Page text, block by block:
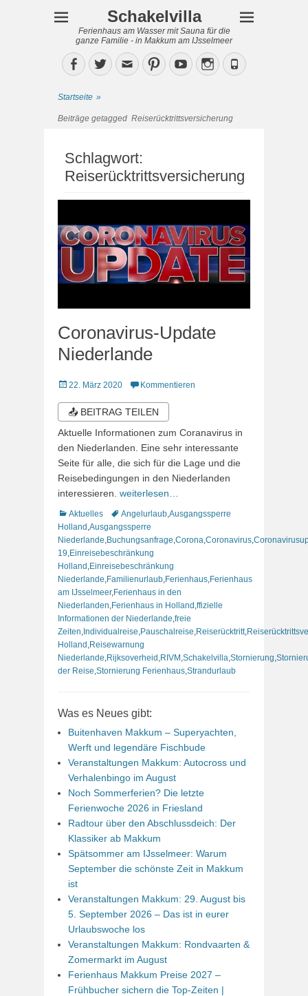
Schakelvilla
Ferienhaus am Wasser mit Sauna für die
ganze Familie - in Makkum am IJsselmeer
Facebook
TwitterEmailPinterestYouTubeInstagram
Phone
Startseite »
Beiträge getagged Reiserücktrittsversicherung
Schlagwort:
Reiserücktrittsversicherung
Coronavirus-Update
Niederlande
Veröffentlicht
22. März 2020 Kommentieren
📤 BEITRAG TEILEN
Aktuelle Informationen zum Coranavirus in
den Niederlanden. Eine sehr interessante
Seite für alle, die sich für die Lage und die
Reisebedingungen in den Niederlanden
interessieren. weiterlesen…
Kategorien
Aktuelles Schlagworte
Angelurlaub Ausgangssperre
Holland Ausgangssperre
Niederlande Buchungsanfrage Corona Coronavirus
19 Einreisebeschränkung
Holland Einreisebeschränkung
Niederlande Familienurlaub Ferienhaus Ferienhaus
am IJsselmeer, Ferienhaus in den
Niederlanden Ferienhaus in Holland ffizielle
Informationen der Niederlande freie
Zeiten Individualreise Pauschalreise Reiserücktritt,
Holland Reisewarnung
Niederlande Rijksoverheid RIVM Schakelvilla Stornierung
der Reise Stornierung Ferienhaus Strandurlaub
Was es Neues gibt:
Buitenhaven Makkum – Superyachten,
Werft und legendäre Fischbude
Veranstaltungen Makkum: Autocross und
Verhalenbingo im August
Noch Sommerferien? Die letzte
Ferienwoche 2026 in Friesland
Radtour über den Abschlussdeich: Der
Klassiker ab Makkum
Spätsommer am IJsselmeer: Warum
September die schönste Zeit in Makkum
ist
Veranstaltungen Makkum: 29. August bis
5. September 2026 – Das ist in eurer
Urlaubswoche los
Veranstaltungen Makkum: Rondvaarten &
Zomermarkt im August
Ferienhaus Makkum Preise 2027 –
Frühbucher sichern die Top-Zeiten |